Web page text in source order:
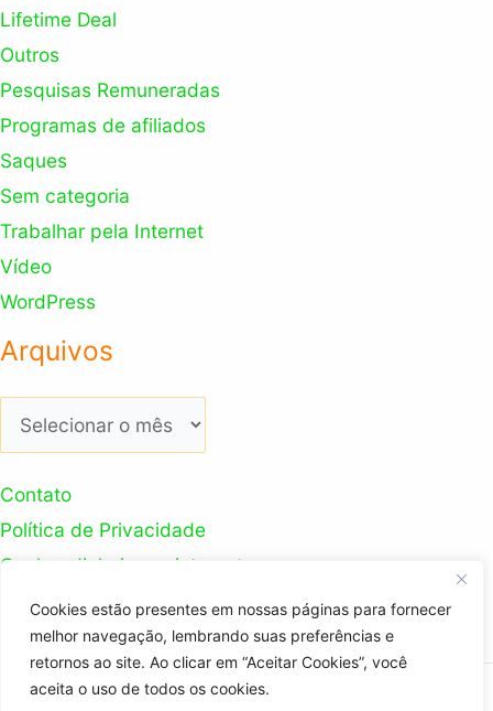
Cookies estão presentes em nossas páginas para fornecer
melhor navegação, lembrando suas preferências e
retornos ao site. Ao clicar em “Aceitar Cookies”, você
aceita o uso de todos os cookies.
Lifetime Deal
Outros
Pesquisas Remuneradas
Programas de afiliados
Saques
Sem categoria
Trabalhar pela Internet
Vídeo
WordPress
Arquivos
Arquivos
Contato
Política de Privacidade
Ganhar dinheiro na internet
Nosso Canal Youtube